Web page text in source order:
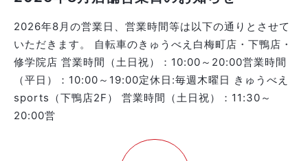
2026年8月の営業日、営業時間等は以下の通りとさせて
いただきます。 自転車のきゅうべえ白梅町店・下鴨店・
修学院店 営業時間（土日祝）：10:00～20:00営業時間
（平日）：10:00～19:00定休日:毎週木曜日 きゅうべえ
sports（下鴨店2F） 営業時間（土日祝）：11:30～
20:00営